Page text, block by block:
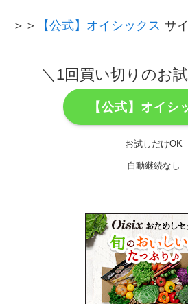
＞＞ 【公式】オイシックス サ
＼1回買い切りのお
【公式】オイシ
お試しだけOK
自動継続なし